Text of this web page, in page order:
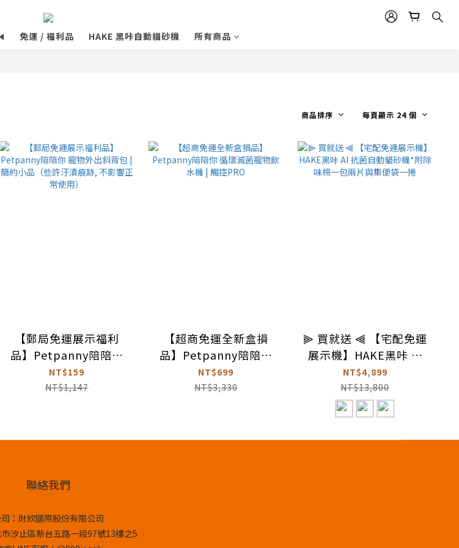
免運 / 福利品 HAKE 黑咔自動貓砂機 所有商品
商品排序 每頁顯示 24 個
【郵局免運展示福利
品】Petpanny陪陪你
寵物外出斜背包 | 簡約
小品（些許汙漬痕跡, 不
NT$159
NT$1,147
【超商免運全新盒損
品】Petpanny陪陪你
循環滅菌寵物飲水機 |
觸控PRO
NT$699
NT$3,330
⫸ 買就送 ⫷ 【宅配免運
展示機】HAKE黑咔 AI
抗菌自動貓砂機*附除味
棉一包兩片與集便袋一
捲
NT$4,899
NT$13,800
聯絡我們
：財欣國際股份有限公司
汐止區新台五路一段97號13樓之5